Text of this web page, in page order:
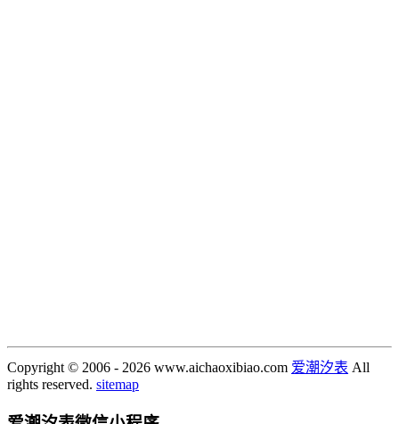
Copyright © 2006 - 2026 www.aichaoxibiao.com 爱潮汐表 All
rights reserved. sitemap